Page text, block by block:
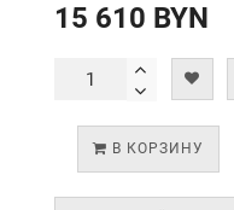
15 610 BYN
В КОРЗИНУ